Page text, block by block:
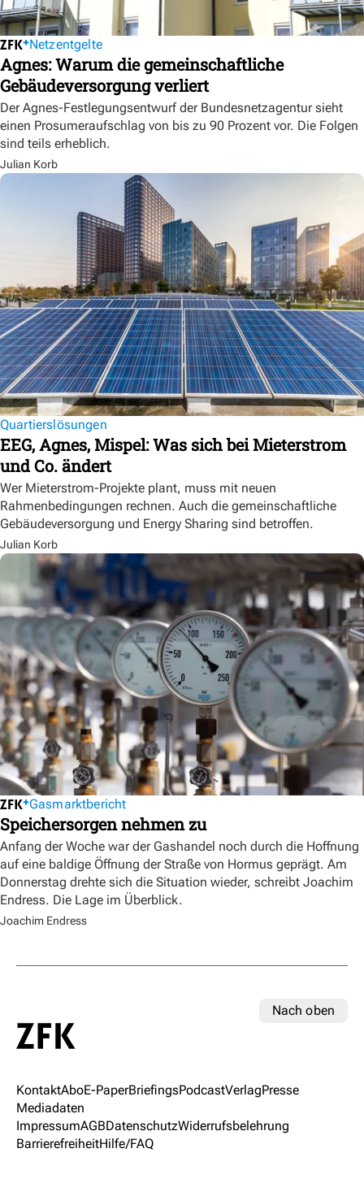
Netzentgelte
Agnes: Warum die gemeinschaftliche
Gebäudeversorgung verliert
Der Agnes-Festlegungsentwurf der Bundesnetzagentur sieht
einen Prosumeraufschlag von bis zu 90 Prozent vor. Die Folgen
sind teils erheblich.
Julian Korb
Quartierslösungen
EEG, Agnes, Mispel: Was sich bei Mieterstrom
und Co. ändert
Wer Mieterstrom-Projekte plant, muss mit neuen
Rahmenbedingungen rechnen. Auch die gemeinschaftliche
Gebäudeversorgung und Energy Sharing sind betroffen.
Julian Korb
Gasmarktbericht
Speichersorgen nehmen zu
Anfang der Woche war der Gashandel noch durch die Hoffnung
auf eine baldige Öffnung der Straße von Hormus geprägt. Am
Donnerstag drehte sich die Situation wieder, schreibt Joachim
Endress. Die Lage im Überblick.
Joachim Endress
Nach oben
KontaktAboE-PaperBriefingsPodcastVerlagPresse
Mediadaten
ImpressumAGBDatenschutzWiderrufsbelehrung
BarrierefreiheitHilfe/FAQ